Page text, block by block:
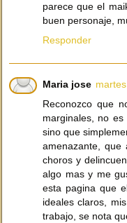
parece que el
buen personaje,
Responder
Maria jose
Reconozco que
marginales, no
sino que
amenazante, que
choros y
algo mas y me
esta pagina que
ideales claros,
trabajo, se nota